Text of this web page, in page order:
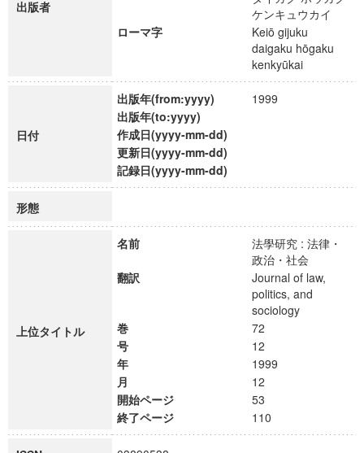
出版者
ケンキュウカイ
ローマ字
Keiō gijuku
daigaku hōgaku
kenkyūkai
日付
出版年(from:yyyy)
1999
出版年(to:yyyy)
作成日(yyyy-mm-dd)
更新日(yyyy-mm-dd)
記録日(yyyy-mm-dd)
形態
上位タイトル
名前
法學研究 : 法律・
政治・社会
翻訳
Journal of law,
politics, and
sociology
巻
72
号
12
年
1999
月
12
開始ページ
53
終了ページ
110